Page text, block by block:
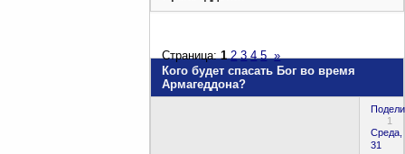
Кого будет спасать Бог во время
Армагеддона?
Страница:1 2 3 4 5 »
1
Среда,
31